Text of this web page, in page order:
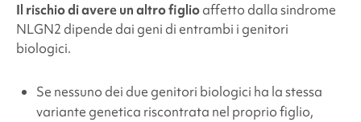
Il rischio di avere un altro figlioaffetto dallasindrome
NLGN2 dipende dai geni di entrambi i genitori
biologici.
Se nessuno dei due genitori biologici ha la stessa
variante genetica riscontrata nel proprio figlio,